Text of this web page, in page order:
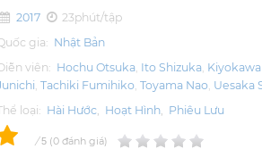
2017
23phút/tập
gia: Nhật Bản
viên: Hochu Otsuka Ito Shizuka
Tachiki Fumihiko Toyama Nao Uesaka
loại: Hài Hước, Hoạt Hình, Phiêu Lưu
/ 5 0 đánh giá